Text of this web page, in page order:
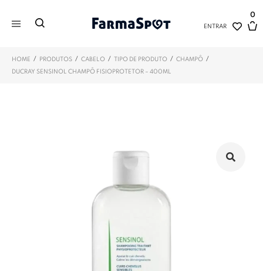
ENTRAR
0
HOME / PRODUTOS / CABELO / TIPO DE PRODUTO / CHAMPÔ /
DUCRAY SENSINOL CHAMPÔ FISIOPROTETOR – 400ML